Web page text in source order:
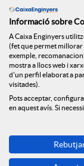
s
S
o
c
c
i
o
n
a
l
a
d
Informació sobre
A Caixa Enginyers
(fet que permet
exemple,
mostra a llocs web i
d'un perfil elaborat a
visitades).
Pots acceptar,
en aquest avís. Si